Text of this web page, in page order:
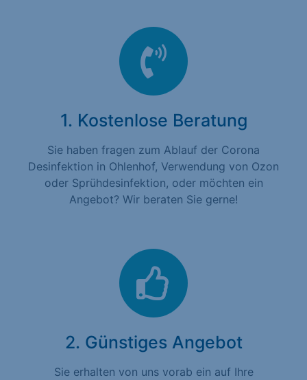
1. Kostenlose Beratung
Sie haben fragen zum Ablauf der Corona
Desinfektion in Ohlenhof, Verwendung von Ozon
oder Sprühdesinfektion, oder möchten ein
Angebot? Wir beraten Sie gerne!
2. Günstiges Angebot
Sie erhalten von uns vorab ein auf Ihre